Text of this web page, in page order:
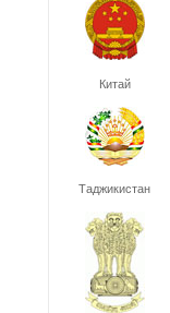
Китай
Таджикистан